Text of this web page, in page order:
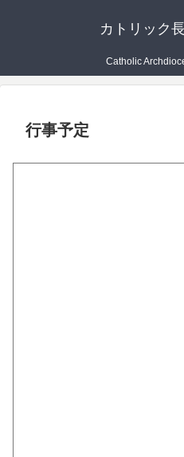
カトリック
Catholic
行事予定